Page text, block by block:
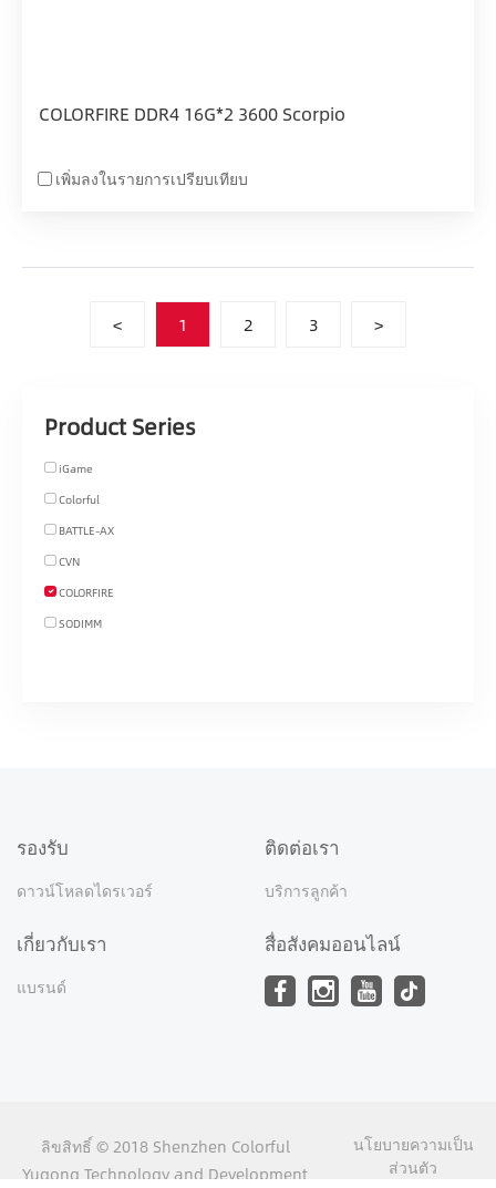
COLORFIRE DDR4 16G*2 3600 Scorpio
เพิ่มลงในรายการเปรียบเทียบ
< 1 2 3 >
Product Series
iGame
Colorful
BATTLE-AX
CVN
COLORFIRE
SODIMM
รองรับ
ดาวน์โหลดไดรเวอร์
ติดต่อเรา
บริการลูกค้า
เกี่ยวกับเรา
แบรนด์
สื่อสังคมออนไลน์
ลิขสิทธิ์ © 2018 Shenzhen Colorful
Yugong Technology and Development
นโยบายความเป็น
ส่วนตัว